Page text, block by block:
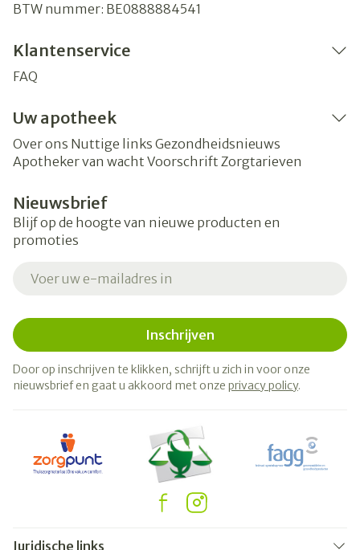
BTW nummer: BE0888884541
Klantenservice
FAQ
Uw apotheek
Over ons Nuttige links Gezondheidsnieuws
Apotheker van wacht Voorschrift Zorgtarieven
Nieuwsbrief
Blijf op de hoogte van nieuwe producten en
promoties
Inschrijven
Door op inschrijven te klikken, schrijft u zich in voor onze
nieuwsbrief en gaat u akkoord met onze privacy policy.
Juridische links